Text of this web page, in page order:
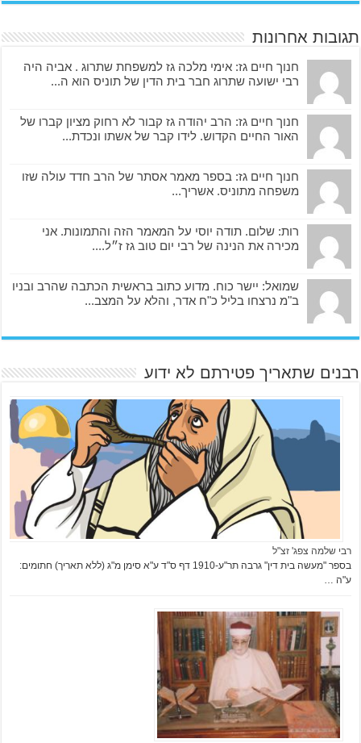
תגובות אחרונות
חנוך חיים גז: אימי מלכה גז למשפחת שתרוג . אביה היה
רבי ישועה שתרוג חבר בית הדין של תוניס הוא ה...
חנוך חיים גז: הרב יהודה גז קבור לא רחוק מציון קברו של
האור החיים הקדוש. לידו קבר של אשתו ונכדת...
חנוך חיים גז: בספר מאמר אסתר של הרב חדד עולה שזו
משפחה מתוניס. אשריך...
רות: שלום. תודה יוסי על המאמר הזה והתמונות. אני
מכירה את הנינה של רבי יום טוב גז ז״ל....
שמואל: יישר כוח. מדוע כתוב בראשית הכתבה שהרב ובניו
ב"מ נרצחו בליל כ"ח אדר, והלא על המצב...
רבנים שתאריך פטירתם לא ידוע
רבי שלמה צפג' זצ"ל
בספר "מעשה בית דין" גרבה תר"ע-1910 דף ס"ד ע"א סימן מ"ג (ללא תאריך) חתומים:
ע"ה …